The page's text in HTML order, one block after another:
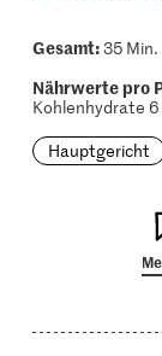
Gesamt:35 Min.
Nährwerte pro
Kohlenhydrate 6
Hauptgericht